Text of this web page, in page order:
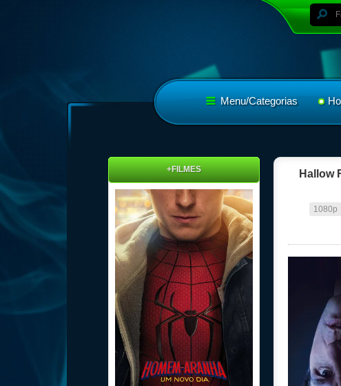
Menu/Categorias
Hallow
1080p
+FILMES